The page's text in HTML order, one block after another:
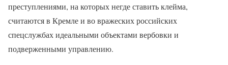
преступлениями, на которых негде ставить клейма,
считаются в Кремле и во вражеских российских
спецслужбах идеальными объектами вербовки и
подверженными управлению.